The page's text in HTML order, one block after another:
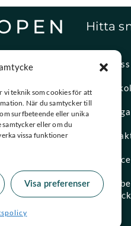
vi teknik som cookies för att
När du samtycker till
surfbeteende eller unika
eller om du
vissa funktioner
Visa preferenser
Hitta
Om oss
spalock
förbehållna.